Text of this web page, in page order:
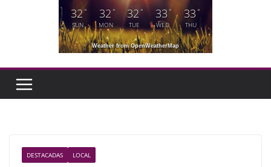
32°
SUN
32 °
MON
32°
TUE
33 °
WED
33 °
THU
Weather from OpenWeatherMap
DESTACADAS LOCAL